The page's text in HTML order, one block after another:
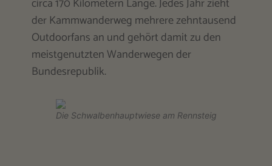
der Kammwanderweg mehrere zehntausend
Outdoorfans an und gehört damit zu den
meistgenutzten Wanderwegen der
Bundesrepublik.
Die Schwalbenhauptwiese am Rennsteig